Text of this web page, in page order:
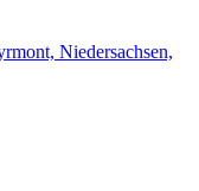
Niedersachsen,